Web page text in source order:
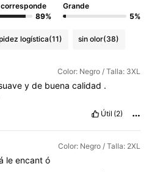
89%
Grande
5%
logística(11) sin olor(38)
Color: Negro / Talla: 3XL
yde buenacalidad .
Útil (2)
Color: Negro / Talla: 2XL
leencantó